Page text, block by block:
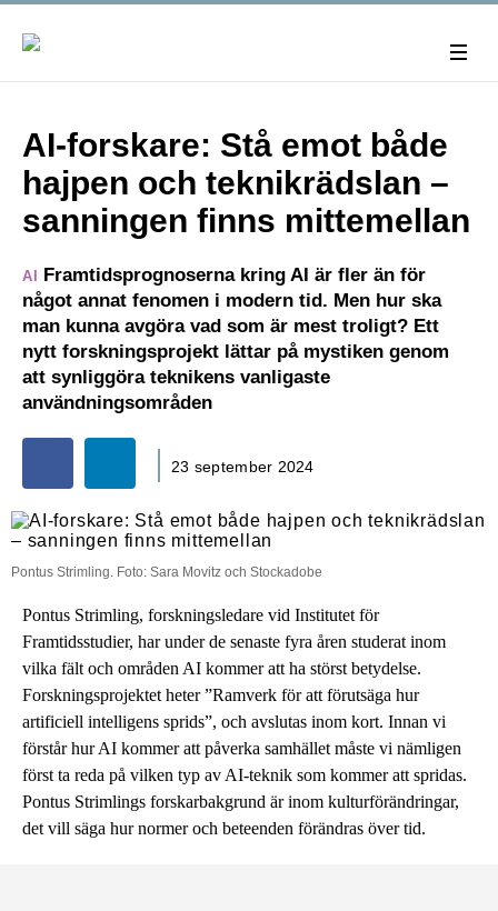
AI-forskare: Stå emot både
hajpen och teknikrädslan –
sanningen finns mittemellan
AI
Framtidsprognoserna kring AI är fler än för
något annat fenomen i modern tid. Men hur ska
man kunna avgöra vad som är mest troligt? Ett
nytt forskningsprojekt lättar på mystiken genom
att synliggöra teknikens vanligaste
användningsområden
23 september 2024
Pontus Strimling. Foto: Sara Movitz och Stockadobe
Pontus Strimling, forskningsledare vid Institutet för
Framtidsstudier, har under de senaste fyra åren studerat inom
vilka fält och områden AI kommer att ha störst betydelse.
Forskningsprojektet heter ”Ramverk för att förutsäga hur
artificiell intelligens sprids”, och avslutas inom kort. Innan vi
förstår hur AI kommer att påverka samhället måste vi nämligen
först ta reda på vilken typ av AI-teknik som kommer att spridas.
Pontus Strimlings forskarbakgrund är inom kulturförändringar,
det vill säga hur normer och beteenden förändras över tid.